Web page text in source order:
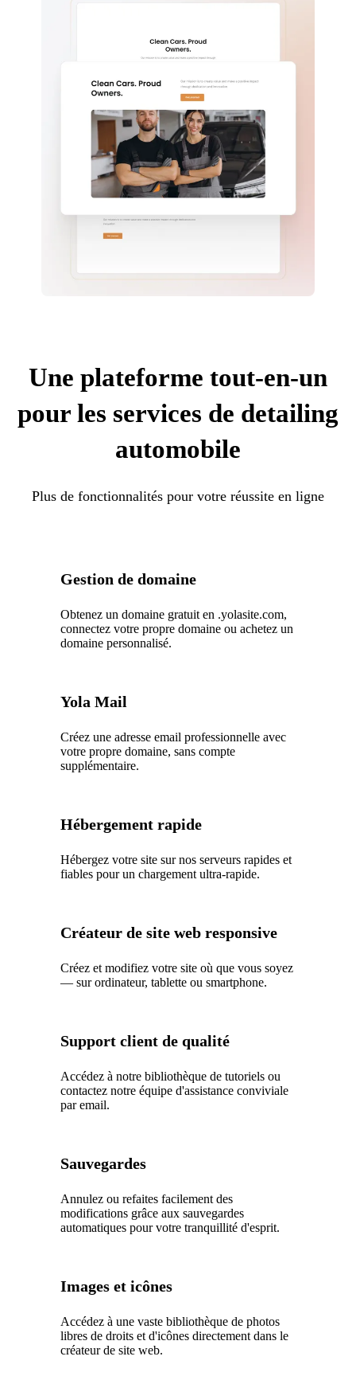
Une plateforme tout-en-un
pour les services de detailing
automobile
Plus de fonctionnalités pour votre réussite en ligne
Gestion de domaine
Obtenez un domaine gratuit en .yolasite.com,
connectez votre propre domaine ou achetez un
domaine personnalisé.
Yola Mail
Créez une adresse email professionnelle avec
votre propre domaine, sans compte
supplémentaire.
Hébergement rapide
Hébergez votre site sur nos serveurs rapides et
fiables pour un chargement ultra-rapide.
Créateur de site web responsive
Créez et modifiez votre site où que vous soyez
— sur ordinateur, tablette ou smartphone.
Support client de qualité
Accédez à notre bibliothèque de tutoriels ou
contactez notre équipe d'assistance conviviale
par email.
Sauvegardes
Annulez ou refaites facilement des
modifications grâce aux sauvegardes
automatiques pour votre tranquillité d'esprit.
Images et icônes
Accédez à une vaste bibliothèque de photos
libres de droits et d'icônes directement dans le
créateur de site web.